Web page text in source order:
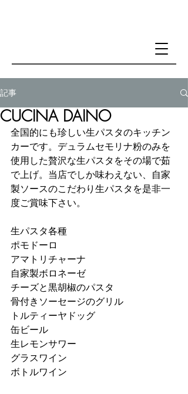
記事
CUCINA DAINO
全国的にも珍しい生パスタのキッチン
カーです。デュラムセモリナ粉のみを
使用した贅沢な生パスタをその場で茹
で上げ。当店でしか味わえない、自家
製ソースのこだわり生パスタを是非一
度ご賞味下さい。
生パスタ各種
ポモドーロ
アマトリチャーナ
自家製ボロネーゼ
チーズと黒胡椒のパスタ
骨付きソーセージのグリル
トルティーヤドッグ
缶ビール
生レモンサワー
グラスワイン
ボトルワイン